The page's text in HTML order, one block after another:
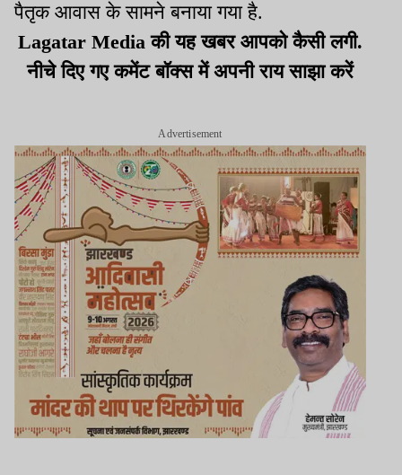
पैतृक आवास के सामने बनाया गया है.
Lagatar Media की यह खबर आपको कैसी लगी.
नीचे दिए गए कमेंट बॉक्स में अपनी राय साझा करें
Advertisement